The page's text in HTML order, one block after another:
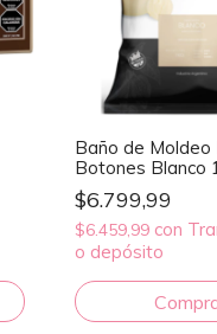
Baño de Moldeo
Botones Blanco
$6.799,99
$6.459,99 con
o depósito